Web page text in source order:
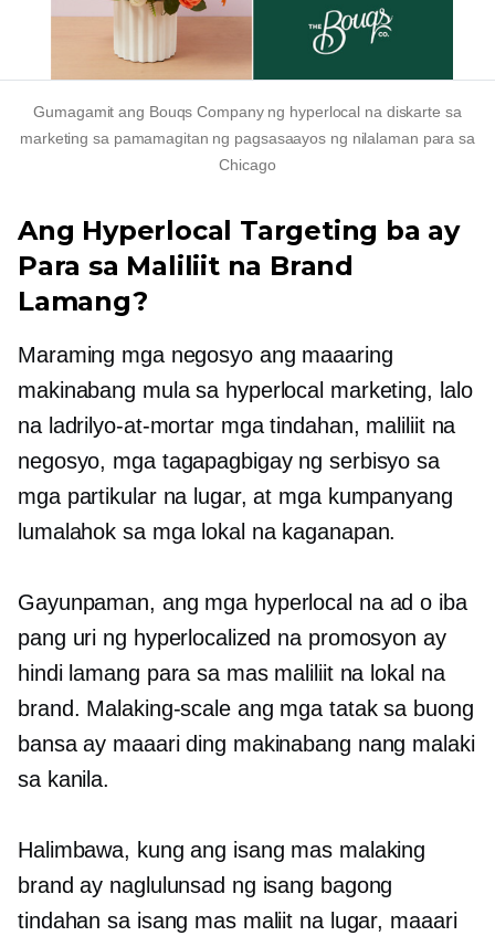
Gumagamit ang Bouqs Company ng hyperlocal na diskarte sa
marketing sa pamamagitan ng pagsasaayos ng nilalaman para sa
Chicago
Ang Hyperlocal Targeting ba ay
Para sa Maliliit na Brand
Lamang?
Maraming mga negosyo ang maaaring
makinabang mula sa hyperlocal marketing, lalo
na ladrilyo-at-mortarmga tindahan, maliliit na
negosyo, mga tagapagbigay ng serbisyo sa
mga partikular na lugar, at mga kumpanyang
lumalahok sa mga lokal na kaganapan.
Gayunpaman, ang mga hyperlocal na ad o iba
pang uri ng hyperlocalized na promosyon ay
hindi lamang para sa mas maliliit na lokal na
brand. Malaking-scaleang mga tatak sa buong
bansa ay maaari ding makinabang nang malaki
sa kanila.
Halimbawa, kung ang isang mas malaking
brand ay naglulunsad ng isang bagong
tindahan sa isang mas maliit na lugar, maaari